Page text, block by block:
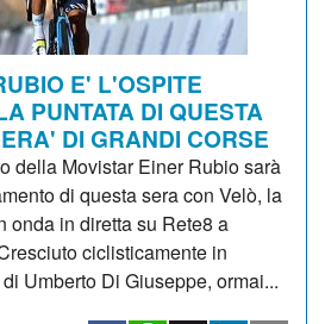
E' L'OSPITE
PUNTATA DI QUESTA
DI GRANDI CORSE
della Movistar Einer Rubio sarà
di questa sera con Velò, la
onda in diretta su Rete8 a
ciclisticamente in
Umberto Di Giuseppe, ormai...